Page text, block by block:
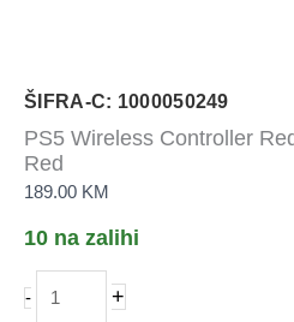
ŠIFRA-C: 1000050249
PS5 Wireless Controller
Red
189.00 KM
10 na zalihi
-
Wireless
+